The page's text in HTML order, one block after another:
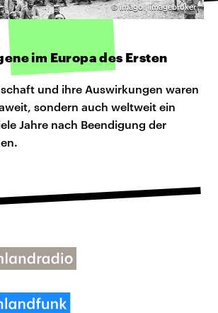
©imago | imagebroker
im Europa des Ersten
und ihre Auswirkungen waren
sondern auch weltweit ein
Jahre nach Beendigung der